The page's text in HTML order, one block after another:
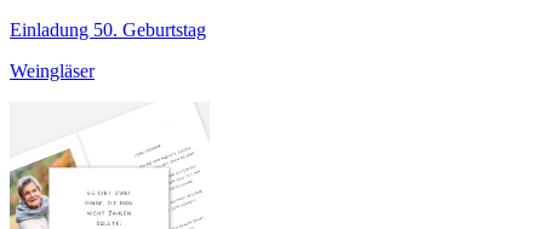
Einladung 50. Geburtstag
Weingläser